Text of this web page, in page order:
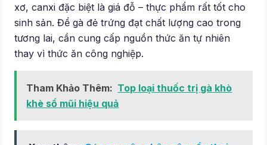
xơ, canxi đặc biệt là giá đỗ – thực phẩm rất tốt cho
sinh sản. Để gà đẻ trứng đạt chất lượng cao trong
tương lai, cần cung cấp nguồn thức ăn tự nhiên
thay vì thức ăn công nghiệp.
Tham Khảo Thêm: Top loại thuốc trị gà khò
khè sổ mũi hiệu quả